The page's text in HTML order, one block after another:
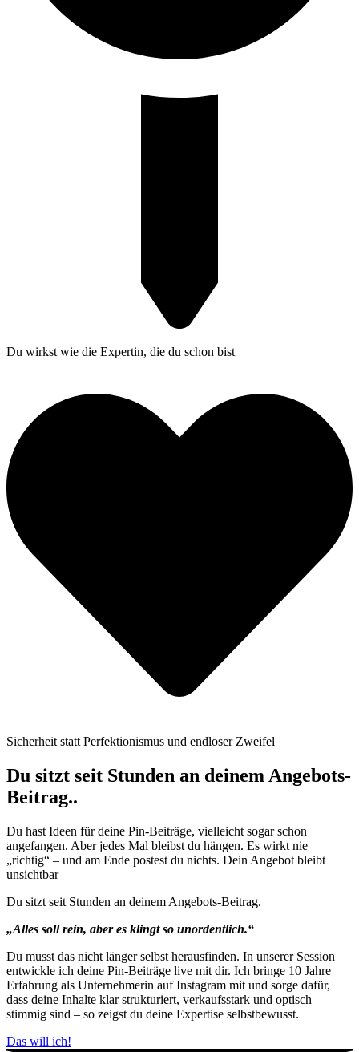
Du wirkst wie die Expertin, die du schon bist
Sicherheit statt Perfektionismus und endloser Zweifel
Du sitzt seit Stunden an deinem Angebots-
Beitrag..
Du hast Ideen für deine Pin-Beiträge, vielleicht sogar schon
angefangen. Aber jedes Mal bleibst du hängen. Es wirkt nie
„richtig“ – und am Ende postest du nichts. Dein Angebot bleibt
unsichtbar
Du sitzt seit Stunden an deinem Angebots-Beitrag.
„Alles soll rein, aber es klingt so unordentlich.“
Du musst das nicht länger selbst herausfinden. In unserer Session
entwickle ich deine Pin-Beiträge live mit dir. Ich bringe 10 Jahre
Erfahrung als Unternehmerin auf Instagram mit und sorge dafür,
dass deine Inhalte klar strukturiert, verkaufsstark und optisch
stimmig sind – so zeigst du deine Expertise selbstbewusst.
Das will ich!